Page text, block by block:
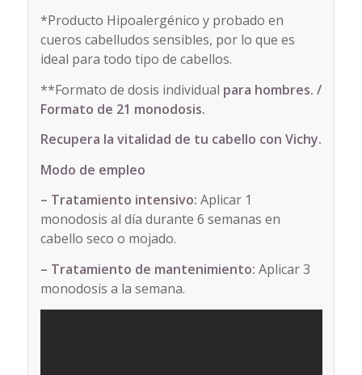
*Producto Hipoalergénico y probado en
cueros cabelludos sensibles, por lo que es
ideal para todo tipo de cabellos.
**Formato de dosis individual para hombres. /
Formato de 21 monodosis.
Recupera la vitalidad de tu cabello con Vichy.
Modo de empleo
– Tratamiento intensivo: Aplicar 1
monodosis al día durante 6 semanas en
cabello seco o mojado.
– Tratamiento de mantenimiento: Aplicar 3
monodosis a la semana.